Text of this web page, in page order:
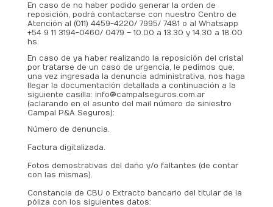
En caso de no haber podido generar la orden de
reposición, podrá contactarse con nuestro Centro de
Atención al (011) 4459-4220/ 7995/ 7481 o al Whatsapp
+54 9 11 3194-0460/ 0479 – 10.00 a 13.30 y 14.30 a 18.00
hs.
En caso de ya haber realizando la reposición del cristal
por tratarse de un caso de urgencia, le pedimos que,
una vez ingresada la denuncia administrativa, nos haga
llegar la documentación detallada a continuación a la
siguiente casilla: info@campalseguros.com.ar
(aclarando en el asunto del mail número de siniestro
Campal P&A Seguros):
Número de denuncia.
Factura digitalizada.
Fotos demostrativas del daño y/o faltantes (de contar
con las mismas).
Constancia de CBU o Extracto bancario del titular de la
póliza con los siguientes datos: